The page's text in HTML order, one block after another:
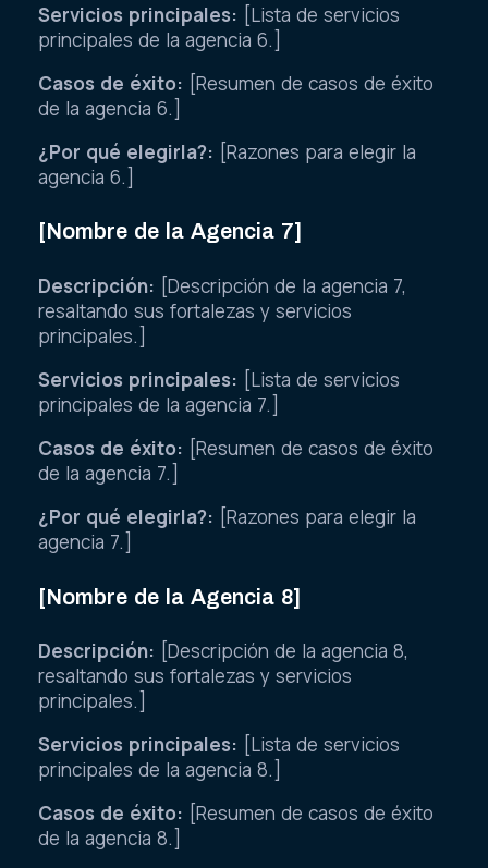
Servicios principales: [Lista de servicios
principales de la agencia 6.]
Casos de éxito: [Resumen de casos de éxito
de la agencia 6.]
¿Por qué elegirla?: [Razones para elegir la
agencia 6.]
[Nombre de la Agencia 7]
Descripción: [Descripción de la agencia 7,
resaltando sus fortalezas y servicios
principales.]
Servicios principales: [Lista de servicios
principales de la agencia 7.]
Casos de éxito: [Resumen de casos de éxito
de la agencia 7.]
¿Por qué elegirla?: [Razones para elegir la
agencia 7.]
[Nombre de la Agencia 8]
Descripción: [Descripción de la agencia 8,
resaltando sus fortalezas y servicios
principales.]
Servicios principales: [Lista de servicios
principales de la agencia 8.]
Casos de éxito: [Resumen de casos de éxito
de la agencia 8.]